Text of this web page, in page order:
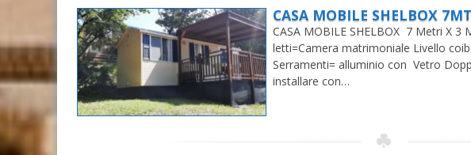
CASA MOBILE SHELBOX
CASA MOBILE SHELBOX 7 Metri X
letti=Camera matrimoniale Livello
Serramenti= alluminio con Vetro
installare con…